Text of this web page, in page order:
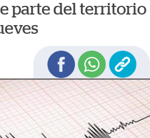
parte del territorio